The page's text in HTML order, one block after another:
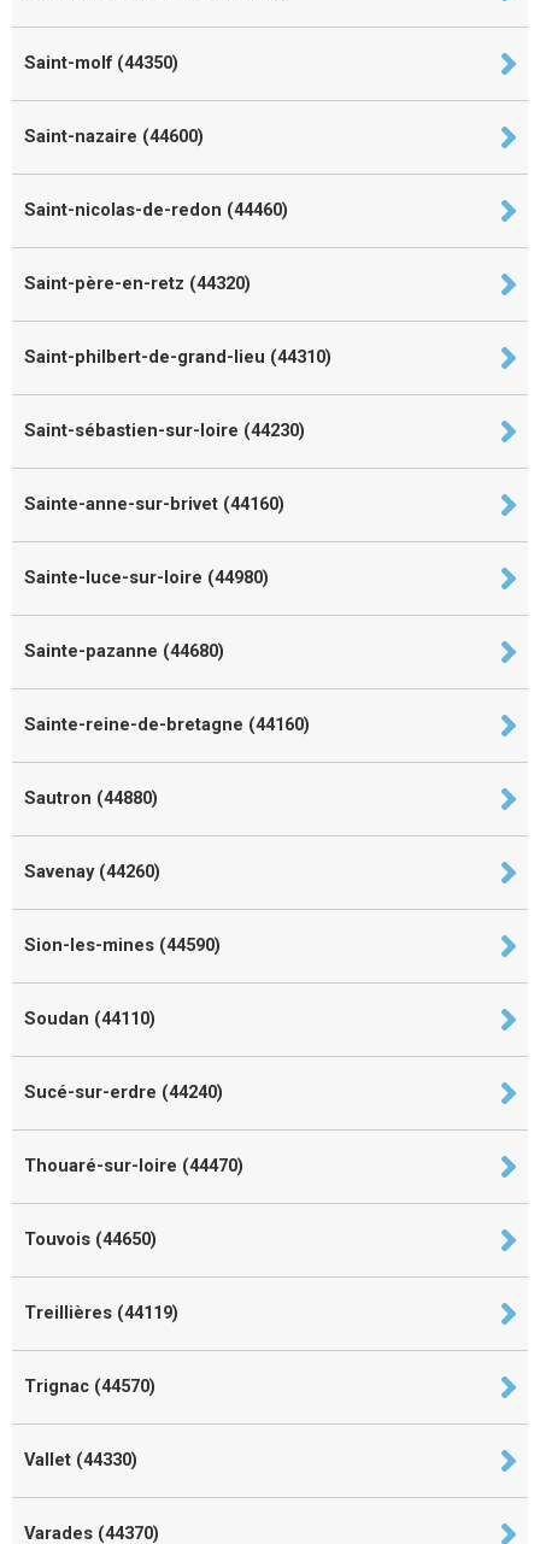
Saint-molf (44350)
Saint-nazaire (44600)
Saint-nicolas-de-redon (44460)
Saint-père-en-retz (44320)
Saint-philbert-de-grand-lieu (44310)
Saint-sébastien-sur-loire (44230)
Sainte-anne-sur-brivet (44160)
Sainte-luce-sur-loire (44980)
Sainte-pazanne (44680)
Sainte-reine-de-bretagne (44160)
Sautron (44880)
Savenay (44260)
Sion-les-mines (44590)
Soudan (44110)
Sucé-sur-erdre (44240)
Thouaré-sur-loire (44470)
Touvois (44650)
Treillières (44119)
Trignac (44570)
Vallet (44330)
Varades (44370)